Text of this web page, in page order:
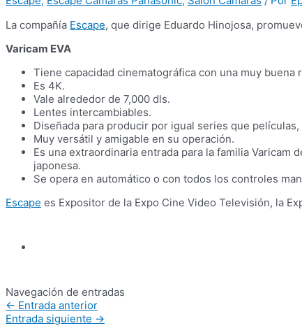
La compañía Escape, que dirige Eduardo Hinojosa,
Varicam EVA
Tiene capacidad cinematográfica con una muy
Es 4K.
Vale alrededor de 7,000 dls.
Lentes intercambiables.
Diseñada para producir por igual series que
Muy versátil y amigable en su operación.
Es una extraordinaria entrada para la familia Varicam
japonesa.
Se opera en automático o con todos los controles
Escape es Expositor de la Expo Cine Video Televisión, la
Navegación de entradas
← Entrada anterior
Entrada siguiente →